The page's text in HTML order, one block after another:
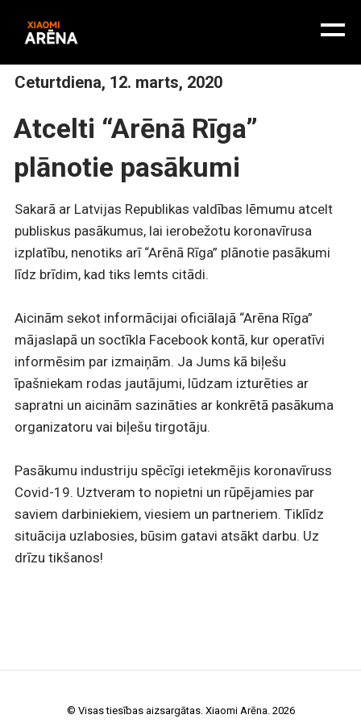
Ceturtdiena, 12. marts, 2020
Atcelti “Arēnā Rīga”
plānotie pasākumi
Sakarā ar Latvijas Republikas valdības lēmumu atcelt
publiskus pasākumus, lai ierobežotu koronavīrusa
izplatību, nenotiks arī “Arēnā Rīga” plānotie pasākumi
līdz brīdim, kad tiks lemts citādi.
Aicinām sekot informācijai oficiālajā “Arēna Rīga”
mājaslapā un soctīkla Facebook kontā, kur operatīvi
informēsim par izmaiņām. Ja Jums kā biļešu
īpašniekam rodas jautājumi, lūdzam izturēties ar
sapratni un aicinām sazināties ar konkrētā pasākuma
organizatoru vai biļešu tirgotāju.
Pasākumu industriju spēcīgi ietekmējis koronavīruss
Covid-19. Uztveram to nopietni un rūpējamies par
saviem darbiniekiem, viesiem un partneriem. Tiklīdz
situācija uzlabosies, būsim gatavi atsākt darbu. Uz
drīzu tikšanos!
© Visas tiesības aizsargātas. Xiaomi Arēna. 2026